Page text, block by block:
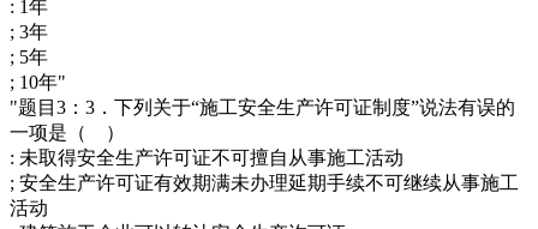
: 1年
; 3年
; 5年
; 10年"
"题目3：3．下列关于“施工安全生产许可证制度”说法有误的
一项是（ ）
: 未取得安全生产许可证不可擅自从事施工活动
; 安全生产许可证有效期满未办理延期手续不可继续从事施工
活动